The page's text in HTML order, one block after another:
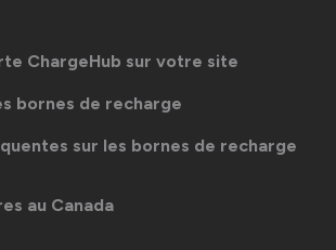
ChargeHub sur votre site
bornes de recharge
sur les bornes de recharge
au Canada